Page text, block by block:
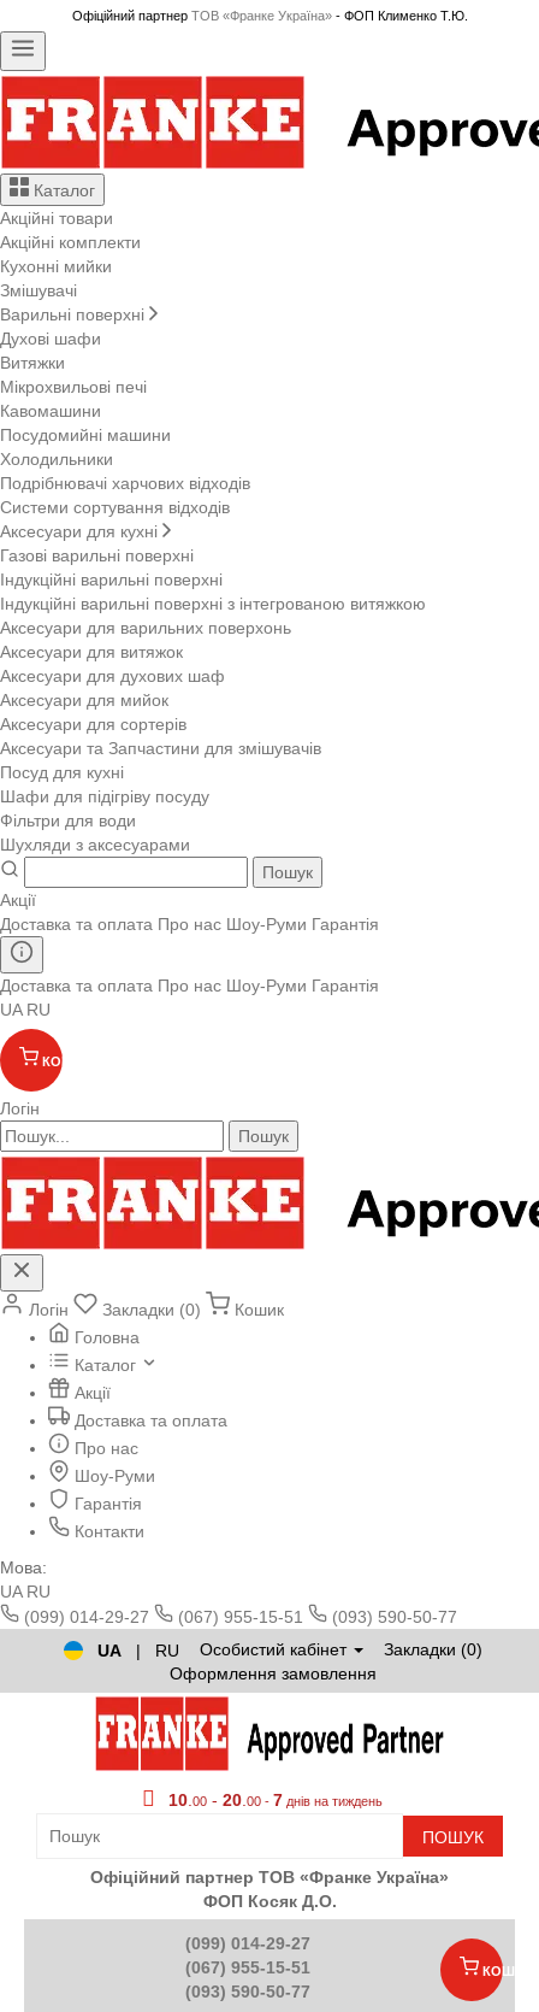
Офіційний партнер ТОВ «Франке Україна»- ФОП Клименко Т.Ю.
Каталог
Акційні товари
Акційні комплекти
Кухонні мийки
Змішувачі
Варильні поверхні
Духові шафи
Витяжки
Мікрохвильові печі
Кавомашини
Посудомийні машини
Холодильники
Подрібнювачі харчових відходів
Системи сортування відходів
Аксесуари для кухні
Газові варильні поверхні
Індукційні варильні поверхні
Індукційні варильні поверхні з інтегрованою витяжкою
Аксесуари для варильних поверхонь
Аксесуари для витяжок
Аксесуари для духових шаф
Аксесуари для мийок
Аксесуари для сортерів
Аксесуари та Запчастини для змішувачів
Посуд для кухні
Шафи для підігріву посуду
Фільтри для води
Шухляди з аксесуарами
Пошук
Акції
Доставка та оплата Про нас Шоу-Руми Гарантія
Доставка та оплата Про нас Шоу-Руми Гарантія
UA RU
КОШИК
Логін
Пошук
Логін Закладки (0)
Кошик
Головна
Каталог
Акції
Доставка та оплата
Про нас
Шоу-Руми
Гарантія
Контакти
Мова:
UA RU
(099) 014-29-27
(067) 955-15-51
(093) 590-50-77
UA
| RU Особистий кабінет
Закладки (0)
Оформлення замовлення
10 00 - 20 00 - 7 днів на тиждень
ПОШУК
Офіційний партнер ТОВ «Франке Україна»
ФОП Косяк Д.О.
(099) 014-29-27
(067) 955-15-51
(093) 590-50-77
КОШИК